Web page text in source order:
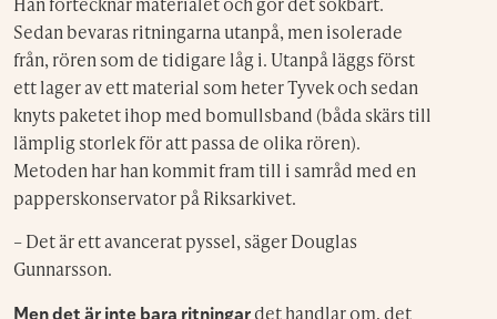
Sedan bevaras ritningarna utanpå, men isolerade
från, rören som de tidigare låg i. Utanpå läggs först
ett lager av ett material som heter Tyvek och sedan
knyts paketet ihop med bomullsband (båda skärs till
lämplig storlek för att passa de olika rören).
Metoden har han kommit fram till i samråd med en
papperskonservator på Riksarkivet.
– Det är ett avancerat pyssel, säger Douglas
Gunnarsson.
Men det är inte bara ritningardet handlar om, det